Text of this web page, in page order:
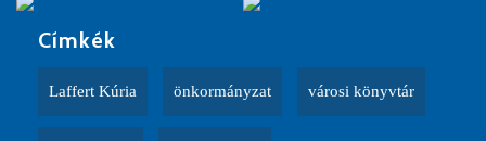
Címkék
Laffert Kúria önkormányzat városi könyvtár